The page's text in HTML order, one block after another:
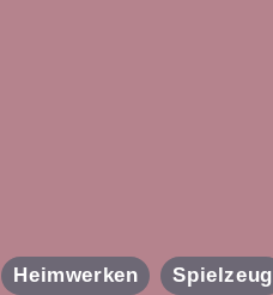
Heimwerken Spielzeug